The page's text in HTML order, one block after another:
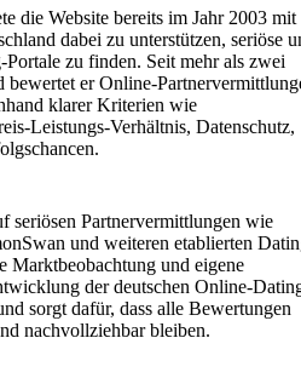
die Website bereits im Jahr 2003 mit
dabei zu unterstützen, seriöse
zu finden. Seit mehr als zwei
bewertet er Online-
klarer Kriterien wie
Leistungs-Verhältnis, Datenschutz,
seriösen Partnervermittlungen wie
und weiteren etablierten
Marktbeobachtung und eigene
der deutschen Online-
sorgt dafür, dass alle Bewertungen
nachvollziehbar bleiben.